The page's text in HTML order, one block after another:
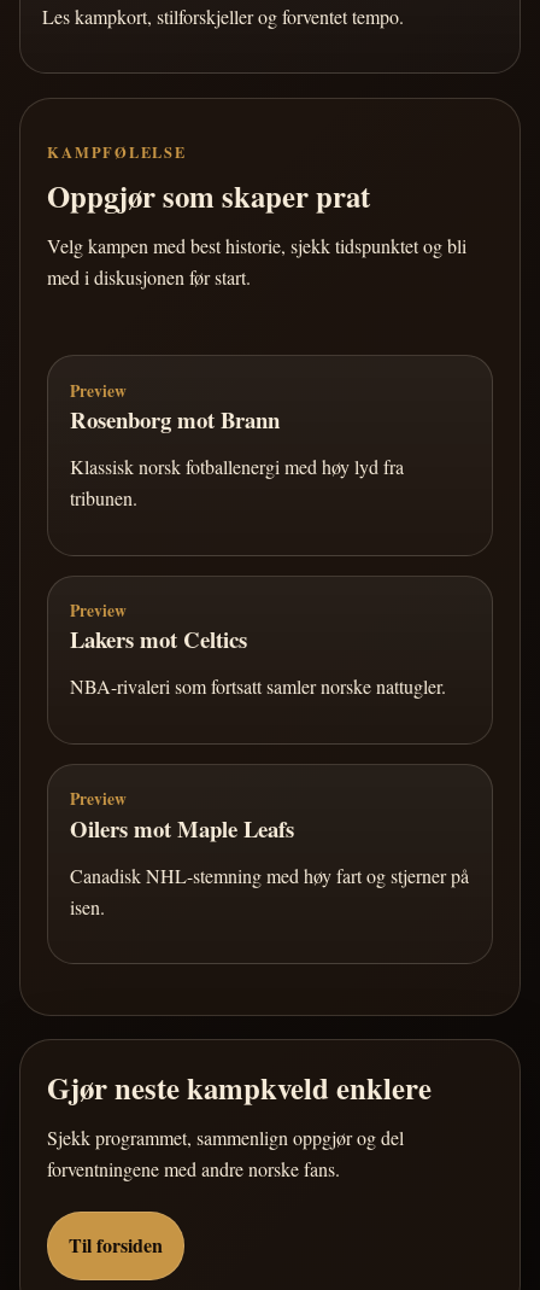
Les kampkort, stilforskjeller og forventet tempo.
KAMPFØLELSE
Oppgjør som skaper prat
Velg kampen med best historie, sjekk tidspunktet og bli
med i diskusjonen før start.
Preview
Rosenborg mot Brann
Klassisk norsk fotballenergi med høy lyd fra
tribunen.
Preview
Lakers mot Celtics
NBA-rivaleri som fortsatt samler norske nattugler.
Preview
Oilers mot Maple Leafs
Canadisk NHL-stemning med høy fart og stjerner på
isen.
Gjør neste kampkveld enklere
Sjekk programmet, sammenlign oppgjør og del
forventningene med andre norske fans.
Til forsiden